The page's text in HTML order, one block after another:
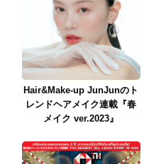
Hair&Make-up JunJunのト
レンドヘアメイク連載『春
メイク ver.2023』